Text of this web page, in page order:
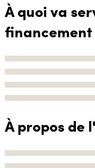
À quoi va
financement
À propos de